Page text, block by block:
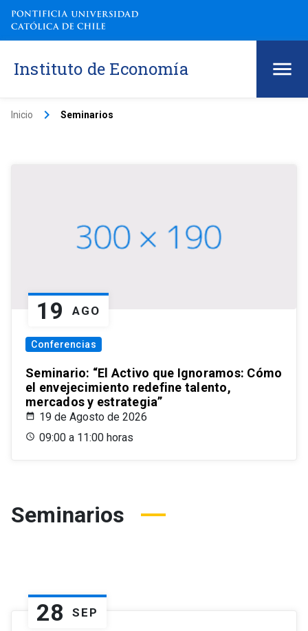
Instituto de Economía
Inicio keyboard_arrow_right Seminarios
19 AGO
Conferencias
Seminario: “El Activo que Ignoramos: Cómo
el envejecimiento redefine talento,
mercados y estrategia”
19 de Agosto de 2026
09:00 a 11:00 horas
Seminarios
28 SEP